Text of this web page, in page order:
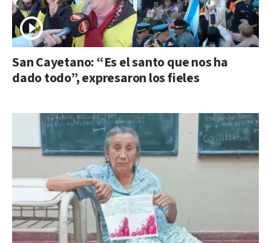
San Cayetano: “Es el santo que nos ha
dado todo”, expresaron los fieles